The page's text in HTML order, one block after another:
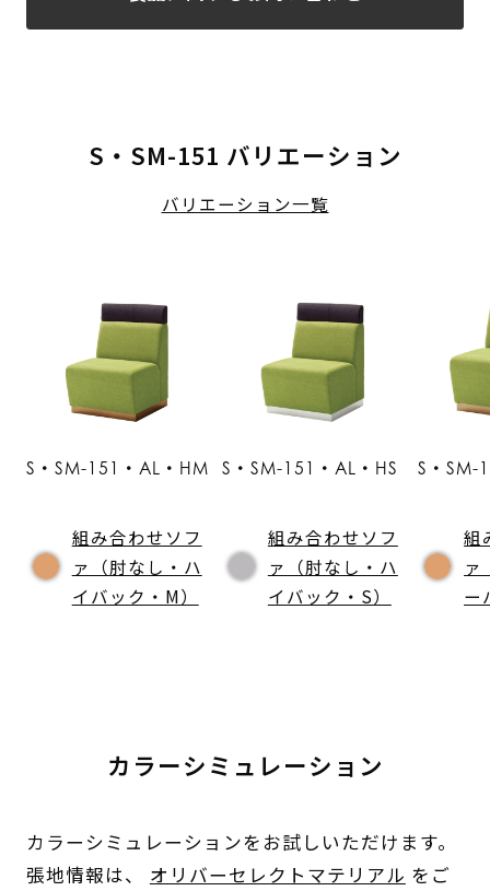
S・SM-151 バリエーション
バリエーション一覧
S・SM-151・AL・HM
組み合わせソフ
ァ（肘なし・ハ
イバック・M）
S・SM-151・AL・HS
組み合わせソフ
ァ（肘なし・ハ
イバック・S）
S・SM-
組
ァ
ー
カラーシミュレーション
カラーシミュレーションをお試しいただけます。
張地情報は、 オリバーセレクトマテリアル をご